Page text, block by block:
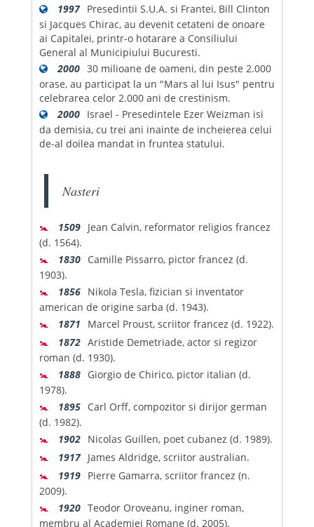
1997 Presedintii S.U.A. si Frantei, Bill Clinton
si Jacques Chirac, au devenit cetateni de onoare
ai Capitalei, printr-o hotarare a Consiliului
General al Municipiului Bucuresti.
2000 30 milioane de oameni, din peste 2.000
orase, au participat la un "Mars al lui Isus" pentru
celebrarea celor 2.000 ani de crestinism.
2000 Israel - Presedintele Ezer Weizman isi
da demisia, cu trei ani inainte de incheierea celui
de-al doilea mandat in fruntea statului.
Nasteri
🚼 1509 Jean Calvin, reformator religios francez
(d. 1564).
🚼 1830 Camille Pissarro, pictor francez (d.
1903).
🚼 1856 Nikola Tesla, fizician si inventator
american de origine sarba (d. 1943).
🚼 1871 Marcel Proust, scriitor francez (d. 1922).
🚼 1872 Aristide Demetriade, actor si regizor
roman (d. 1930).
🚼 1888 Giorgio de Chirico, pictor italian (d.
1978).
🚼 1895 Carl Orff, compozitor si dirijor german
(d. 1982).
🚼 1902 Nicolas Guillen, poet cubanez (d. 1989).
🚼 1917 James Aldridge, scriitor australian.
🚼 1919 Pierre Gamarra, scriitor francez (n.
2009).
🚼 1920 Teodor Oroveanu, inginer roman,
membru al Academiei Romane (d. 2005).